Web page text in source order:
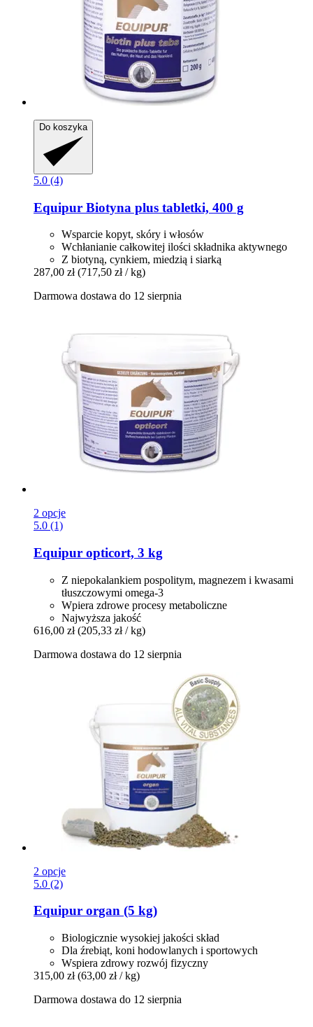
Do koszyka
5.0 (4)
Equipur Biotyna plus tabletki, 400 g
Wsparcie kopyt, skóry i włosów
Wchłanianie całkowitej ilości składnika aktywnego
Z biotyną, cynkiem, miedzią i siarką
287,00 zł (717,50 zł / kg)
Darmowa dostawa do 12 sierpnia
2 opcje
5.0 (1)
Equipur opticort, 3 kg
Z niepokalankiem pospolitym, magnezem i kwasami
tłuszczowymi omega-3
Wpiera zdrowe procesy metaboliczne
Najwyższa jakość
616,00 zł (205,33 zł / kg)
Darmowa dostawa do 12 sierpnia
2 opcje
5.0 (2)
Equipur organ (5 kg)
Biologicznie wysokiej jakości skład
Dla źrebiąt, koni hodowlanych i sportowych
Wspiera zdrowy rozwój fizyczny
315,00 zł (63,00 zł / kg)
Darmowa dostawa do 12 sierpnia